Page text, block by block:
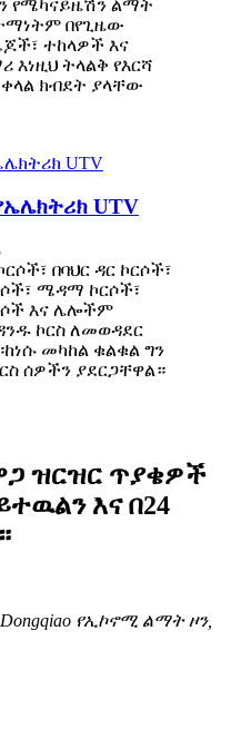
የሜካናይዜሽን ልማት
በየጊዜው
ተከላዎች እና
ትላልቅ የእርሻ
ቀላል ክብደት ያላቸው
UTV
በባህር ዳር ኮርሶች፣
ሜዳማ ኮርሶች፣
እና ሌሎችም
ኮርስ ለመወዳደር
መካከል ቁልቁል ግን
ሰዎችን ያደርጋቸዋል።
ዝርዝር ጥያቄዎች
እና በ24
Dongqiao የኢኮኖሚ ልማት ዞን,